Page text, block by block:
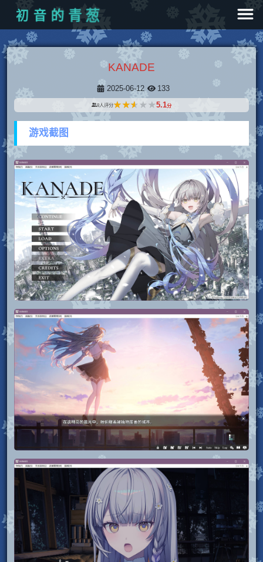
初 音 的 青 葱
KANADE
2025-06-12 133
8 人评分★★★★★
★★★★★5.1分
游戏截图